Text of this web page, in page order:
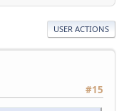
USER ACTIONS
#15